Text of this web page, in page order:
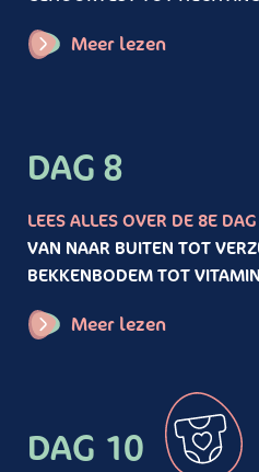
Meer lezen
DAG 8
LEES ALLES OVER DE 8E
VAN NAAR BUITEN TOT
BEKKENBODEM TOT
Meer lezen
DAG 10